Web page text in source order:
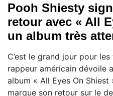
Pooh Shiesty
retour avec « All
un album très
C’est le grand jour pour
rappeur américain dévoile
album « All Eyes On
marque son retour sur le